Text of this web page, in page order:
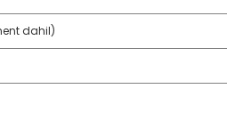
dahil)